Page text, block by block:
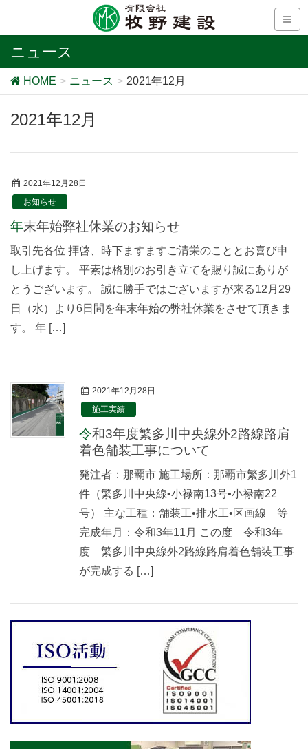
ニュース
HOME ニュース 2021年12月
2021年12月
2021年12月28日
お知らせ
年末年始弊社休業のお知らせ
取引先各位 拝啓、時下ますますご清栄のこととお喜び申
し上げます。 平素は格別のお引き立てを賜り誠にありが
とうございます。 誠に勝手ではございますが来る12月29
日（水）より6日間を年末年始の弊社休業をさせて頂きま
す。 年 […]
2021年12月28日
施工実績
令和3年度繁多川中央線外2路線路肩
着色舗装工事について
発注者：那覇市 施工場所：那覇市繁多川外1
件（繁多川中央線•小禄南13号•小禄南22
号） 主な工種：舗装工•排水工•区画線 等
完成年月：令和3年11月 この度 令和3年
度 繁多川中央線外2路線路肩着色舗装工事
が完成する […]